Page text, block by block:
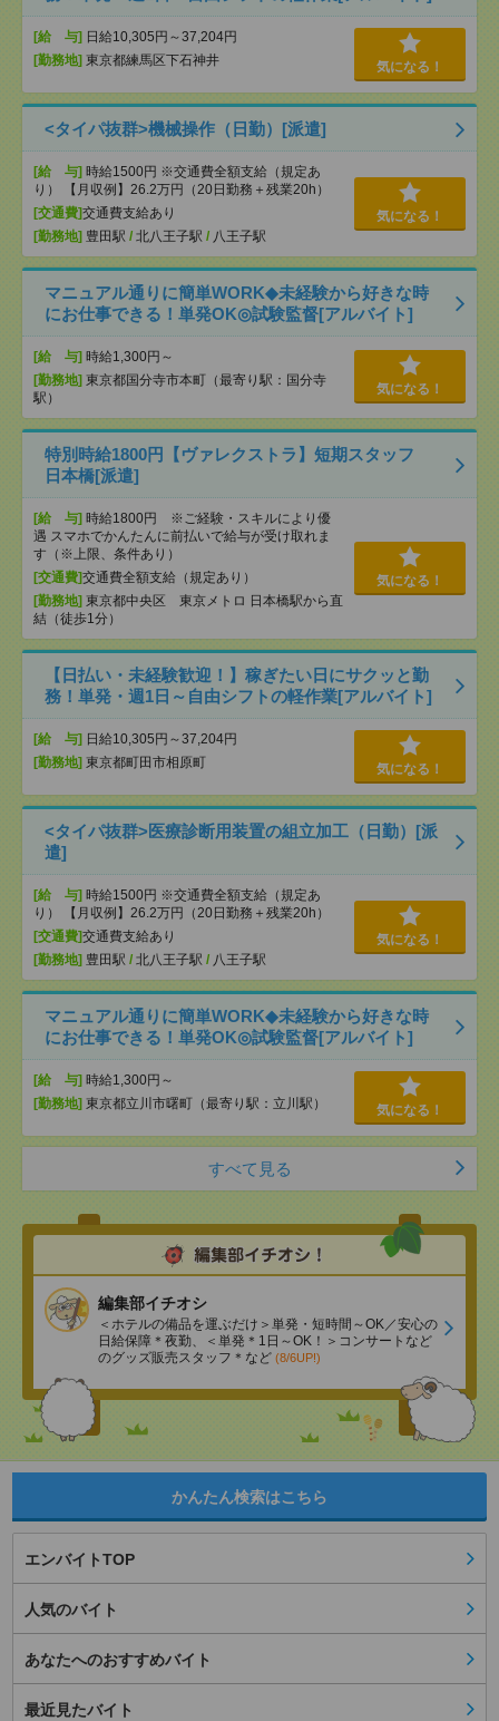
[給 与] 日給10,305円～37,204円
[勤務地] 東京都練馬区下石神井 気になる！
<タイパ抜群>機械操作（日勤）[派遣]
[給 与] 時給1500円 ※交通費全額支給（規定あ
り） 【月収例】26.2万円（20日勤務＋残業20h）
[交通費]交通費支給あり
[勤務地] 豊田駅 / 北八王子駅 / 八王子駅
気になる！
マニュアル通りに簡単WORK◆未経験から好きな時
にお仕事できる！単発OK◎試験監督[アルバイト]
[給 与] 時給1,300円～
[勤務地] 東京都国分寺市本町（最寄り駅：国分寺
駅）
気になる！
特別時給1800円【ヴァレクストラ】短期スタッフ
日本橋[派遣]
[給 与] 時給1800円 ※ご経験・スキルにより優
遇 スマホでかんたんに前払いで給与が受け取れま
す（※上限、条件あり）
[交通費]交通費全額支給（規定あり）
[勤務地] 東京都中央区 東京メトロ 日本橋駅から直
結（徒歩1分）
気になる！
【日払い・未経験歓迎！】稼ぎたい日にサクッと勤
務！単発・週1日～自由シフトの軽作業[アルバイト]
[給 与] 日給10,305円～37,204円
[勤務地] 東京都町田市相原町 気になる！
<タイパ抜群>医療診断用装置の組立加工（日勤）[派
遣]
[給 与] 時給1500円 ※交通費全額支給（規定あ
り） 【月収例】26.2万円（20日勤務＋残業20h）
[交通費]交通費支給あり
[勤務地] 豊田駅 / 北八王子駅 / 八王子駅
気になる！
マニュアル通りに簡単WORK◆未経験から好きな時
にお仕事できる！単発OK◎試験監督[アルバイト]
[給 与] 時給1,300円～
[勤務地] 東京都立川市曙町（最寄り駅：立川駅） 気になる！
すべて見る
編集部イチオシ
＜ホテルの備品を運ぶだけ＞単発・短時間～OK／安心の
日給保障＊夜勤、＜単発＊1日～OK！＞コンサートなど
のグッズ販売スタッフ＊など (8/6UP!)
かんたん検索はこちら
エンバイトTOP
人気のバイト
あなたへのおすすめバイト
最近見たバイト